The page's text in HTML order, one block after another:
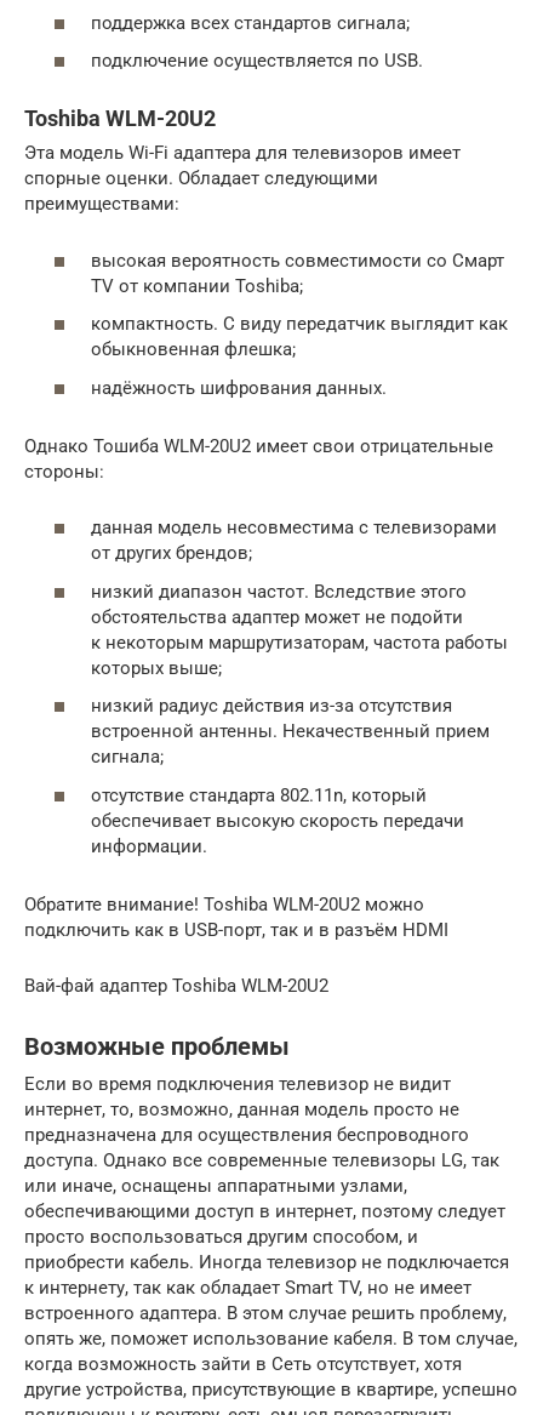
поддержка всех стандартов сигнала;
подключение осуществляется по USB.
Toshiba WLM-20U2
Эта модель Wi-Fi адаптера для телевизоров имеет
спорные оценки. Обладает следующими
преимуществами:
высокая вероятность совместимости со Смарт
TV от компании Toshiba;
компактность. С виду передатчик выглядит как
обыкновенная флешка;
надёжность шифрования данных.
Однако Тошиба WLM-20U2 имеет свои отрицательные
стороны:
данная модель несовместима с телевизорами
от других брендов;
низкий диапазон частот. Вследствие этого
обстоятельства адаптер может не подойти
к некоторым маршрутизаторам, частота работы
которых выше;
низкий радиус действия из-за отсутствия
встроенной антенны. Некачественный прием
сигнала;
отсутствие стандарта 802.11n, который
обеспечивает высокую скорость передачи
информации.
Обратите внимание! Toshiba WLM-20U2 можно
подключить как в USB-порт, так и в разъём HDMI
Вай-фай адаптер Toshiba WLM-20U2
Возможные проблемы
Если во время подключения телевизор не видит
интернет, то, возможно, данная модель просто не
предназначена для осуществления беспроводного
доступа. Однако все современные телевизоры LG, так
или иначе, оснащены аппаратными узлами,
обеспечивающими доступ в интернет, поэтому следует
просто воспользоваться другим способом, и
приобрести кабель. Иногда телевизор не подключается
к интернету, так как обладает Smart TV, но не имеет
встроенного адаптера. В этом случае решить проблему,
опять же, поможет использование кабеля. В том случае,
когда возможность зайти в Сеть отсутствует, хотя
другие устройства, присутствующие в квартире, успешно